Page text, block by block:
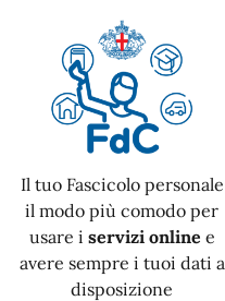
Il tuo Fascicolo personale
il modo più comodo per
usare i servizi online e
avere sempre i tuoi dati a
disposizione